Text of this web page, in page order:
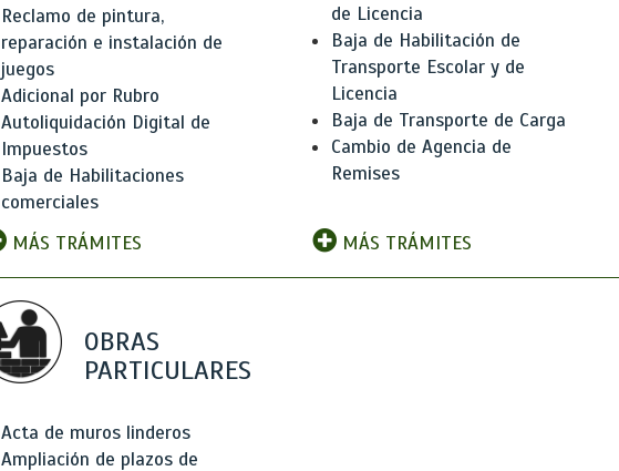
Reclamo de pintura,
reparación e instalación de
juegos
Adicional por Rubro
Autoliquidación Digital de
Impuestos
Baja de Habilitaciones
comerciales
MÁS TRÁMITES
de Licencia
Baja de Habilitación de
Transporte Escolar y de
Licencia
Baja de Transporte de Carga
Cambio de Agencia de
Remises
MÁS TRÁMITES
OBRAS
PARTICULARES
Acta de muros linderos
Ampliación de plazos de